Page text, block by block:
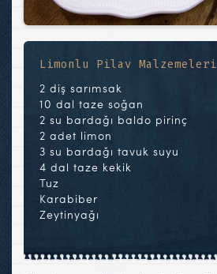
Limonlu Pilav Malzemeleri
2 diş sarımsak
10 dal taze soğan
2 su bardağı baldo pirinç
2 adet limon
3 su bardağı tavuk suyu
4 dal taze kekik
Tuz
Karabiber
Zeytinyağı